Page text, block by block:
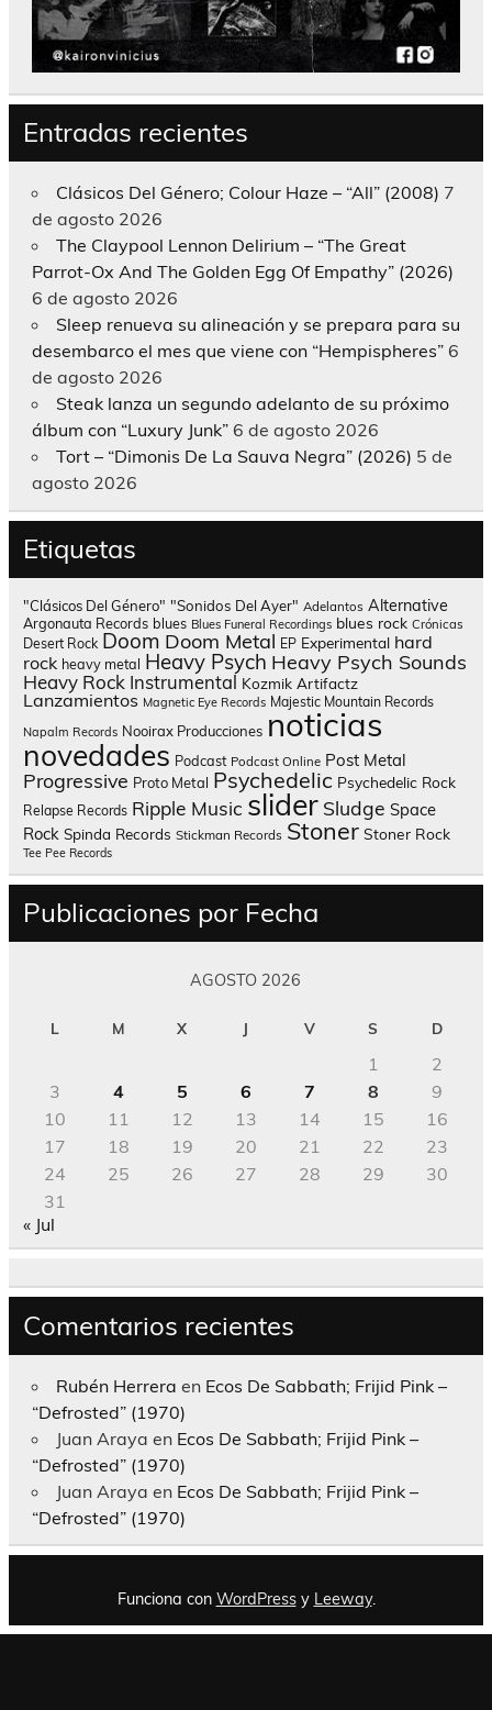
Entradas recientes
Clásicos Del Género; Colour Haze – “All” (2008) 7
de agosto 2026
The Claypool Lennon Delirium – “The Great
Parrot-Ox And The Golden Egg Of Empathy” (2026)
6 de agosto 2026
Sleep renueva su alineación y se prepara para su
desembarco el mes que viene con “Hempispheres” 6
de agosto 2026
Steak lanza un segundo adelanto de su próximo
álbum con “Luxury Junk” 6 de agosto 2026
Tort – “Dimonis De La Sauva Negra” (2026) 5 de
agosto 2026
Etiquetas
"Clásicos Del Género" "Sonidos Del Ayer" Adelantos Alternative
Argonauta Records blues Blues Funeral Recordings blues rock Crónicas
Desert Rock Doom Doom Metal EP Experimental hard
rock heavy metal Heavy Psych Heavy Psych Sounds
Heavy Rock Instrumental Kozmik Artifactz
Lanzamientos Magnetic Eye Records Majestic Mountain Records
Napalm Records Nooirax Producciones noticias
novedades Podcast Podcast Online Post Metal
Progressive Proto Metal Psychedelic Psychedelic Rock
Relapse Records Ripple Music slider Sludge Space
Rock Spinda Records Stickman Records Stoner Stoner Rock
Tee Pee Records
Publicaciones por Fecha
AGOSTO 2026
L M X J V S D
1
2
3
4 5 6 7 8
9
10
11 12 13 14 15
16
17
18 19 20 21 22
23
24
25 26 27 28 29
30
31
« Jul
Comentarios recientes
Rubén Herrera en Ecos De Sabbath; Frijid Pink –
“Defrosted” (1970)
Juan Araya en Ecos De Sabbath; Frijid Pink –
“Defrosted” (1970)
Juan Araya en Ecos De Sabbath; Frijid Pink –
“Defrosted” (1970)
Funciona con WordPressy Leeway.